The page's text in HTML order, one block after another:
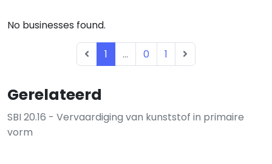
Gerelateerd
SBI 20.16 - Vervaardiging van kunststof in primaire
vorm
No businesses found.
1 ... 0 1